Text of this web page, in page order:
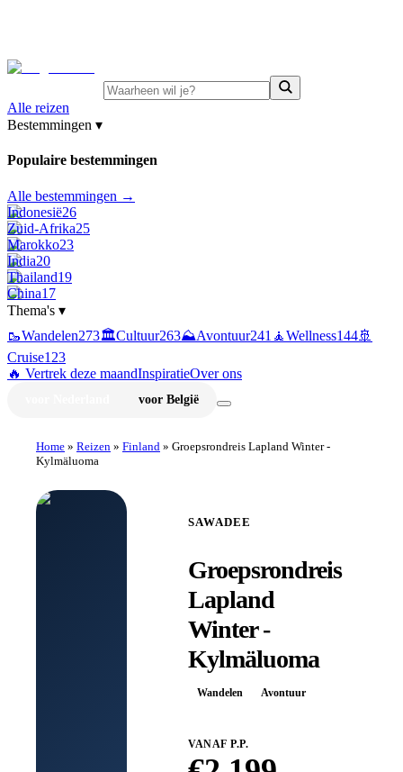
Alle reizen
Bestemmingen ▾
Populaire bestemmingen
Alle bestemmingen →
Indonesië26
Zuid-Afrika25
Marokko23
India20
Thailand19
China17
Thema's ▾
🥾Wandelen273🏛️Cultuur263⛰️Avontuur241 🧘Wellness144🚢
Cruise123
🔥 Vertrek deze maandInspiratieOver ons
voor België
Home » Reizen » Finland » Groepsrondreis Lapland Winter -
Kylmäluoma
SAWADEE
Groepsrondreis
Lapland
Winter -
Kylmäluoma
Wandelen Avontuur
VANAF P.P.